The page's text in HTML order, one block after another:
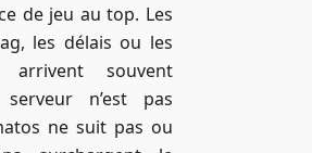
de jeu au top. Les
les délais ou les
arrivent souvent
n’est pas
ne suit pas ou